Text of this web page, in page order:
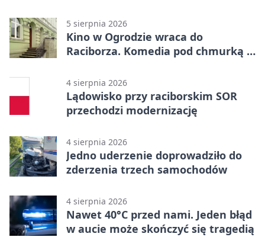
5 sierpnia 2026
Kino w Ogrodzie wraca do
Raciborza. Komedia pod chmurką w
4 sierpnia 2026
Lądowisko przy raciborskim SOR
przechodzi modernizację
4 sierpnia 2026
Jedno uderzenie doprowadziło do
zderzenia trzech samochodów
4 sierpnia 2026
Nawet 40°C przed nami. Jeden błąd
w aucie może skończyć się tragedią